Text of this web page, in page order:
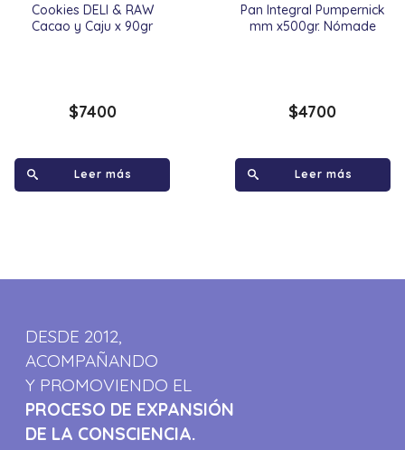
Cookies DELI & RAW
Cacao y Caju x 90gr
$7400
Leer más
Pan Integral Pumpernick
mm x500gr. Nómade
$4700
Leer más
DESDE 2012,
ACOMPAÑANDO
Y PROMOVIENDO EL
PROCESO DE EXPANSIÓN
DE LA CONSCIENCIA.